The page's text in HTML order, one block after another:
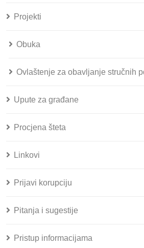
Projekti
Obuka
Ovlaštenje za obavljanje stručnih
Upute za građane
Procjena šteta
Linkovi
Prijavi korupciju
Pitanja i sugestije
Pristup informacijama